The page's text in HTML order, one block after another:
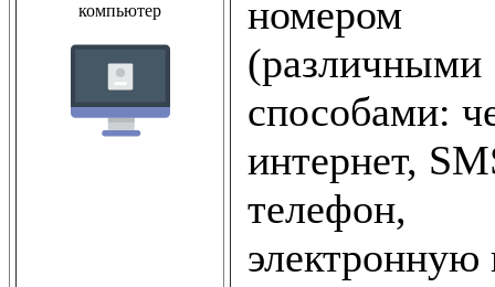
компьютер
номером
(различными
способами:
интернет,
телефон,
электронную